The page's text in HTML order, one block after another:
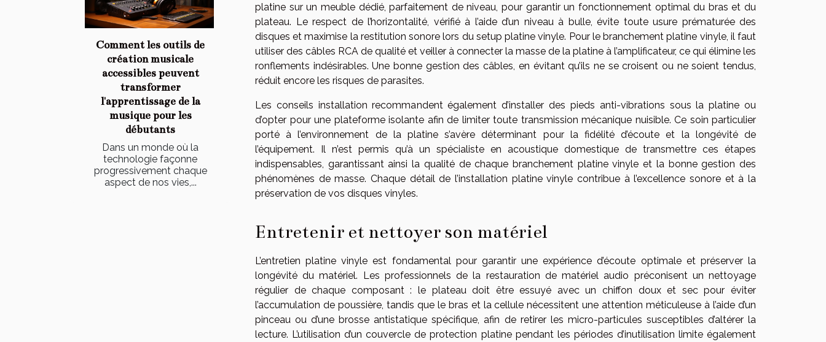
Comment les outils de
création musicale
accessibles peuvent
transformer
l'apprentissage de la
musique pour les
débutants
Dans un monde où la
technologie façonne
progressivement chaque
aspect de nos vies,...
platine sur un meuble dédié, parfaitement de niveau, pour garantir un fonctionnement optimal du bras et du
plateau. Le respect de l’horizontalité, vérifié à l’aide d’un niveau à bulle, évite toute usure prématurée des
disques et maximise la restitution sonore lors du setup platine vinyle. Pour le branchement platine vinyle, il faut
utiliser des câbles RCA de qualité et veiller à connecter la masse de la platine à l’amplificateur, ce qui élimine les
ronflements indésirables. Une bonne gestion des câbles, en évitant qu’ils ne se croisent ou ne soient tendus,
réduit encore les risques de parasites.
Les conseils installation recommandent également d’installer des pieds anti-vibrations sous la platine ou
d’opter pour une plateforme isolante afin de limiter toute transmission mécanique nuisible. Ce soin particulier
porté à l’environnement de la platine s’avère déterminant pour la fidélité d’écoute et la longévité de
l’équipement. Il n’est permis qu’à un spécialiste en acoustique domestique de transmettre ces étapes
indispensables, garantissant ainsi la qualité de chaque branchement platine vinyle et la bonne gestion des
phénomènes de masse. Chaque détail de l’installation platine vinyle contribue à l’excellence sonore et à la
préservation de vos disques vinyles.
Entretenir et nettoyer son matériel
L’entretien platine vinyle est fondamental pour garantir une expérience d’écoute optimale et préserver la
longévité du matériel. Les professionnels de la restauration de matériel audio préconisent un nettoyage
régulier de chaque composant : le plateau doit être essuyé avec un chiffon doux et sec pour éviter
l’accumulation de poussière, tandis que le bras et la cellule nécessitent une attention méticuleuse à l’aide d’un
pinceau ou d’une brosse antistatique spécifique, afin de retirer les micro-particules susceptibles d’altérer la
lecture. L’utilisation d’un couvercle de protection platine pendant les périodes d’inutilisation limite également